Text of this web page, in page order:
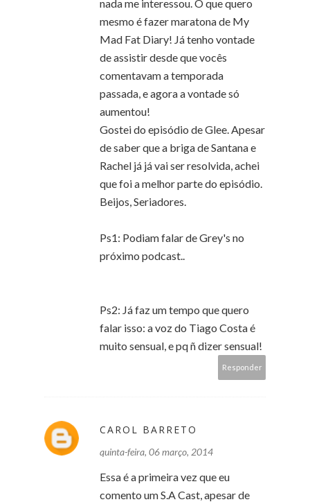
nada me interessou. O que quero
mesmo é fazer maratona de My
Mad Fat Diary! Já tenho vontade
de assistir desde que vocês
comentavam a temporada
passada, e agora a vontade só
aumentou!
Gostei do episódio de Glee. Apesar
de saber que a briga de Santana e
Rachel já já vai ser resolvida, achei
que foi a melhor parte do episódio.
Beijos, Seriadores.
Ps1: Podiam falar de Grey's no
próximo podcast..
Ps2: Já faz um tempo que quero
falar isso: a voz do Tiago Costa é
muito sensual, e pq ñ dizer sensual!
Responder
CAROL BARRETO
quinta-feira, 06 março, 2014
Essa é a primeira vez que eu
comento um S.A Cast, apesar de